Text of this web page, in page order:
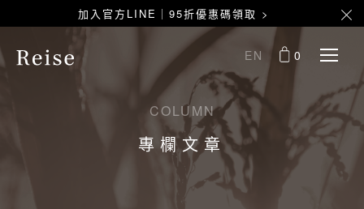
加入官方LINE｜95折優惠碼領取 >
EN 0
COLUMN
專欄文章